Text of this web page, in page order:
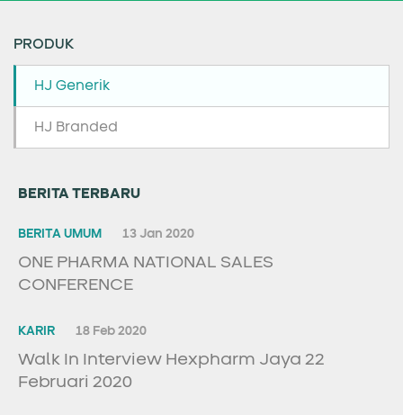
PRODUK
HJ Generik
HJ Branded
BERITA TERBARU
BERITA UMUM 13 Jan 2020
ONE PHARMA NATIONAL SALES
CONFERENCE
KARIR 18 Feb 2020
Walk In Interview Hexpharm Jaya 22
Februari 2020